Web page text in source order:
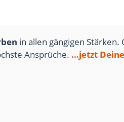
in allen gängigen
Ansprüche. ...jetzt